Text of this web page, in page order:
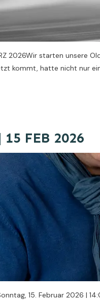
2026Wir starten unsere
kommt, hatte nicht nur
FEB 2026
15. Februar 2026 |